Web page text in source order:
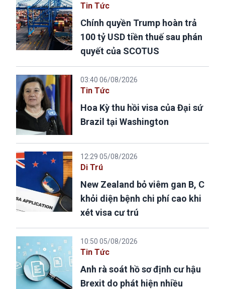
Tin Tức
Chính quyền Trump hoàn trả
100 tỷ USD tiền thuế sau phán
quyết của SCOTUS
03:40 06/08/2026
Tin Tức
Hoa Kỳ thu hồi visa của Đại sứ
Brazil tại Washington
12:29 05/08/2026
Di Trú
New Zealand bỏ viêm gan B, C
khỏi diện bệnh chi phí cao khi
xét visa cư trú
10:50 05/08/2026
Tin Tức
Anh rà soát hồ sơ định cư hậu
Brexit do phát hiện nhiều